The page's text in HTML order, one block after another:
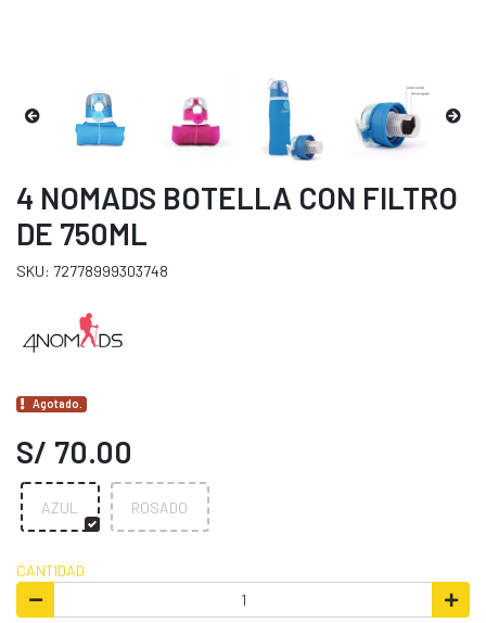
4 NOMADS BOTELLA CON FILTRO
DE 750ML
SKU: 72778999303748
Agotado.
S/ 70.00
AZUL ROSADO
CANTIDAD